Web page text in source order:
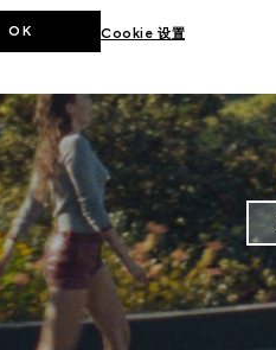
Cookie 设置
OK